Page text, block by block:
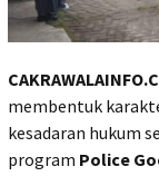
membentuk
kesadaran hukum
program Police